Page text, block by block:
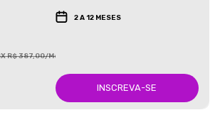
2 A 12 MESES
R$ 387,00/Mês
INSCREVA-SE